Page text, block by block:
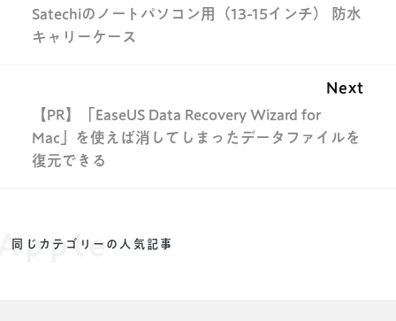
Satechiのノートパソコン用（13-15インチ） 防水
キャリーケース
Next
【PR】「EaseUS Data Recovery Wizard for
Mac」を使えば消してしまったデータファイルを
復元できる
同じカテゴリーの人気記事